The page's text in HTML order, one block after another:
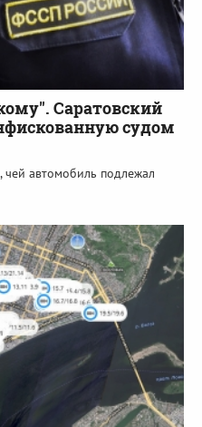
Саратовский
судом
чей автомобиль подлежал